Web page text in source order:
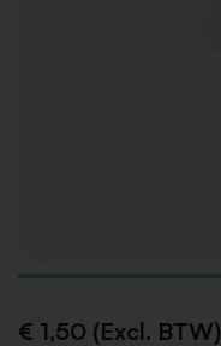
€ 1,50 (Excl. BTW)